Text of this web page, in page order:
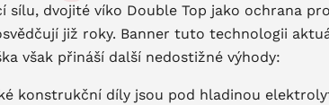
sílu, dvojité víko Double Top jako ochrana
již roky. Banner tuto technologii
však přináší další nedostižné výhody:
konstrukční díly jsou pod hladinou